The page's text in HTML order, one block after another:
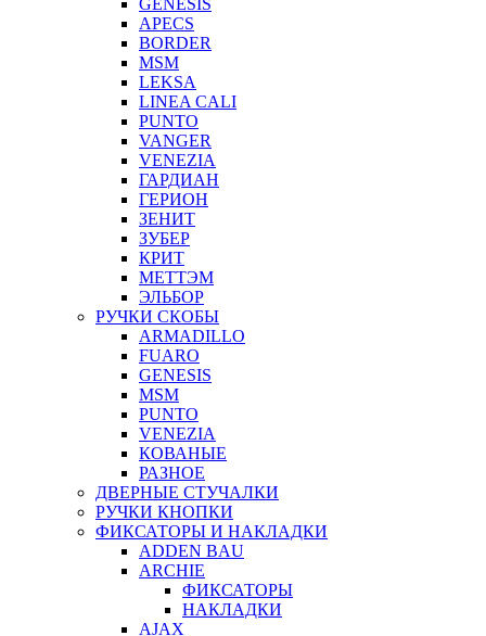
APECS
BORDER
MSM
LEKSA
LINEA CALI
PUNTO
VANGER
VENEZIA
ГАРДИАН
ГЕРИОН
ЗЕНИТ
ЗУБЕР
КРИТ
МЕТТЭМ
ЭЛЬБОР
РУЧКИ СКОБЫ
ARMADILLO
FUARO
GENESIS
MSM
PUNTO
VENEZIA
КОВАНЫЕ
РАЗНОЕ
ДВЕРНЫЕ СТУЧАЛКИ
РУЧКИ КНОПКИ
ФИКСАТОРЫ И НАКЛАДКИ
ADDEN BAU
ARCHIE
ФИКСАТОРЫ
НАКЛАДКИ
AJAX